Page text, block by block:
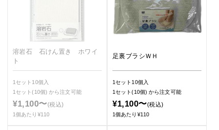
溶岩石 石けん置き ホワイ
ト
1セット10個入
1セット(10個)から注文可能
¥1,100〜(税込)
1個あたり¥110
足裏ブラシＷＨ
1セット10個入
1セット(10個)から注文可能
¥1,100〜(税込)
1個あたり¥110